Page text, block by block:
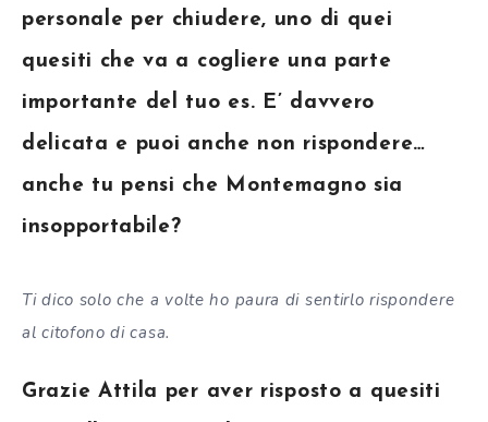
personale per chiudere, uno di quei
quesiti che va a cogliere una parte
importante del tuo es. E’ davvero
delicata e puoi anche non rispondere…
anche tu pensi che Montemagno sia
insopportabile?
Ti dico solo che a volte ho paura di sentirlo rispondere
al citofono di casa.
Grazie Attila per aver risposto a quesiti